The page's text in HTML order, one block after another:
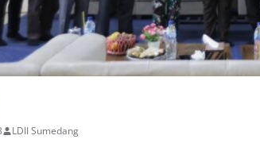
LDII Sumedang